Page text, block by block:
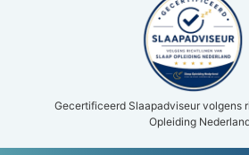
Gecertificeerd Slaapadviseur volgens
Opleiding